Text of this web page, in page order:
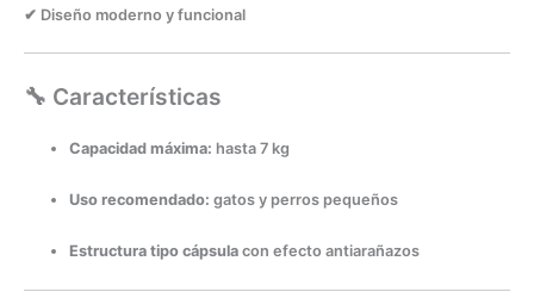
✔ Diseño moderno y funcional
🔧 Características
Capacidad máxima: hasta 7 kg
Uso recomendado: gatos y perros pequeños
Estructura tipo cápsula con efecto antiarañazos